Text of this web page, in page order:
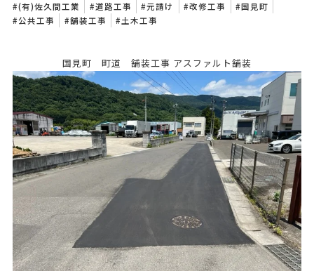
(有)佐久間工業 道路工事 元請け 改修工事
国見町
公共工事
舗装工事 土木工事
国見町 町道 舗装工事 アスファルト舗装